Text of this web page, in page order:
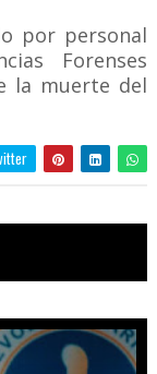
por personal
Forenses
la muerte del